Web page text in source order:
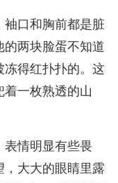
袖口和胸前都是脏
两块脸蛋不知道
冻得红扑扑的。这
一枚熟透的山
表情明显有些畏
大大的眼睛里露